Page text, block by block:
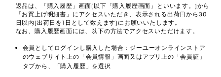
返品は、「購入履歴」画面(以下「購入履歴画面」といいます。)から
「お買上げ明細書」にアクセスいただき、表示される出荷日から30
日以内(出荷日を1日として数えます)にお願いいたします。
なお、購入履歴画面には、以下の方法でアクセスいただけます。
会員としてログインし購入した場合：ジーユーオンラインストア
のウェブサイト上の「会員情報」画面又はアプリ上の「会員証」
タブから、「購入履歴」を選択